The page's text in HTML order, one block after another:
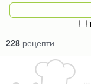
228 рецепти